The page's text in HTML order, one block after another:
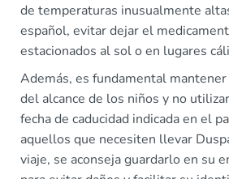
de temperaturas inusualmente
español, evitar dejar el
estacionados al sol o en lugares
Además, es fundamental
del alcance de los niños y no
fecha de caducidad indicada en el
aquellos que necesiten llevar
viaje, se aconseja guardarlo en su